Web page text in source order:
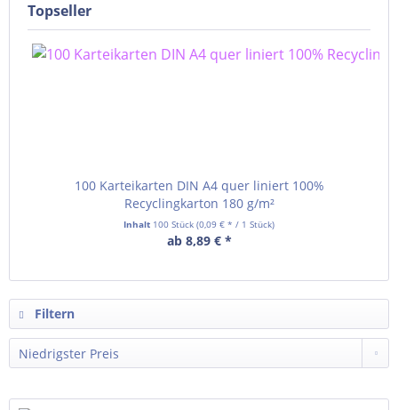
Topseller
100 Karteikarten DIN A4 quer liniert 100%
Recyclingkarton 180 g/m²
Inhalt 100 Stück (0,09 € * / 1 Stück)
ab 8,89 € *
Filtern